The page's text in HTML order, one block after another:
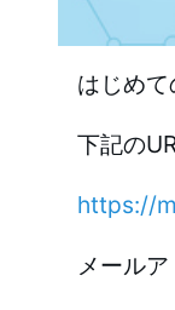
はじめ
下記の
https://
メール